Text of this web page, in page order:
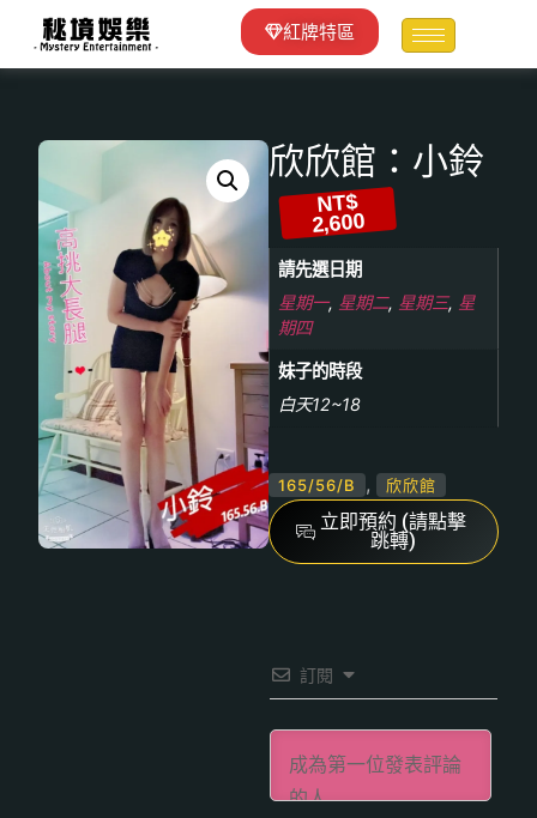
紅牌特區
欣欣館：小鈴
NT$
2,600
請先選日期
星期一, 星期二, 星期三, 星
期四
妹子的時段
白天12~18
165/56/B , 欣欣館
立即預約 (請點擊
跳轉)
訂閱